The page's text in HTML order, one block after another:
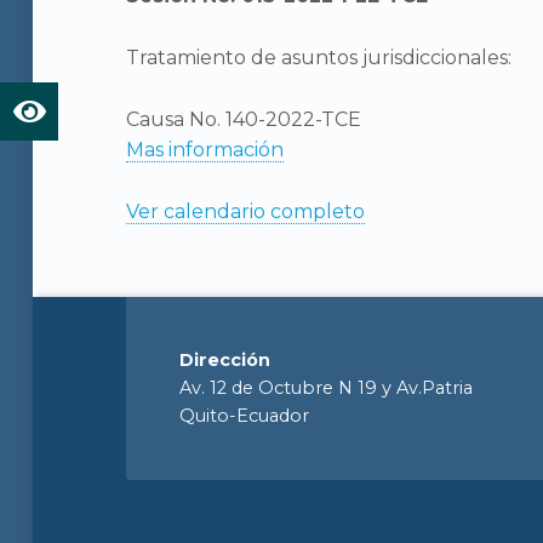
Tratamiento de asuntos jurisdiccionales:
Causa No. 140-2022-TCE
Mas información
Ver calendario completo
Dirección
Av. 12 de Octubre N 19 y Av.Patria
Quito-Ecuador